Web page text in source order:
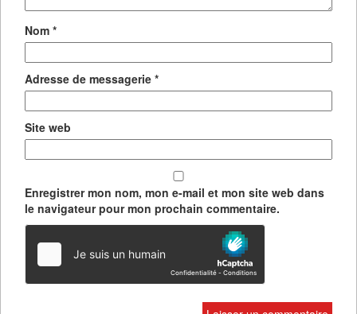
Nom *
Adresse de messagerie *
Site web
Enregistrer mon nom, mon e-mail et mon site web dans
le navigateur pour mon prochain commentaire.